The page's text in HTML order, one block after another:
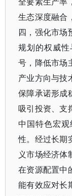
全要素生产率
生态深度融合
四，强化市场
规划的权威
号，降低市场
产业方向与技
保障承诺形成
吸引投资、支
中国特色宏
性。经过长期
义市场经济体
在资源配置中
能有效应对长